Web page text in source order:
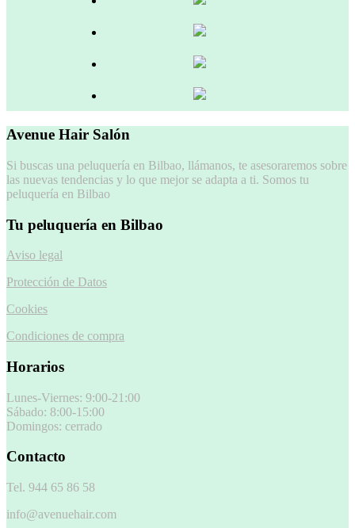
Avenue Hair Salón
Si buscas una peluquería en Bilbao, llámanos, te asesoraremos sobre
las nuevas tendencias y lo que mejor se adapta a ti. Somos tu
peluquería en Bilbao
Tu peluquería en Bilbao
Aviso legal
Protección de Datos
Cookies
Condiciones de compra
Horarios
Lunes-Viernes: 9:00-21:00
Sábado: 8:00-15:00
Domingos: cerrado
Contacto
Tel. 944 65 86 58
info@avenuehair.com